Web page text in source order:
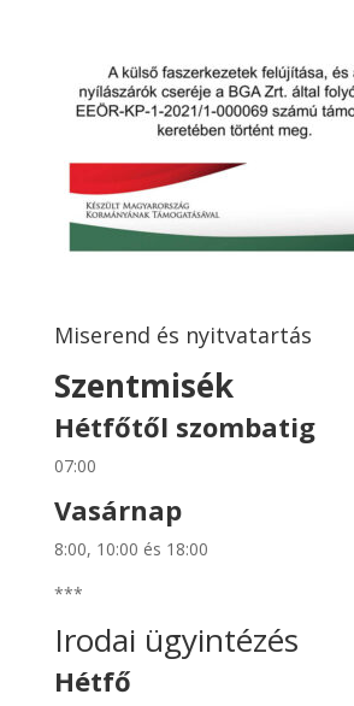
Miserend és nyitvatartás
Szentmisék
Hétfőtől szombatig
07:00
Vasárnap
8:00, 10:00 és 18:00
***
Irodai ügyintézés
Hétfő